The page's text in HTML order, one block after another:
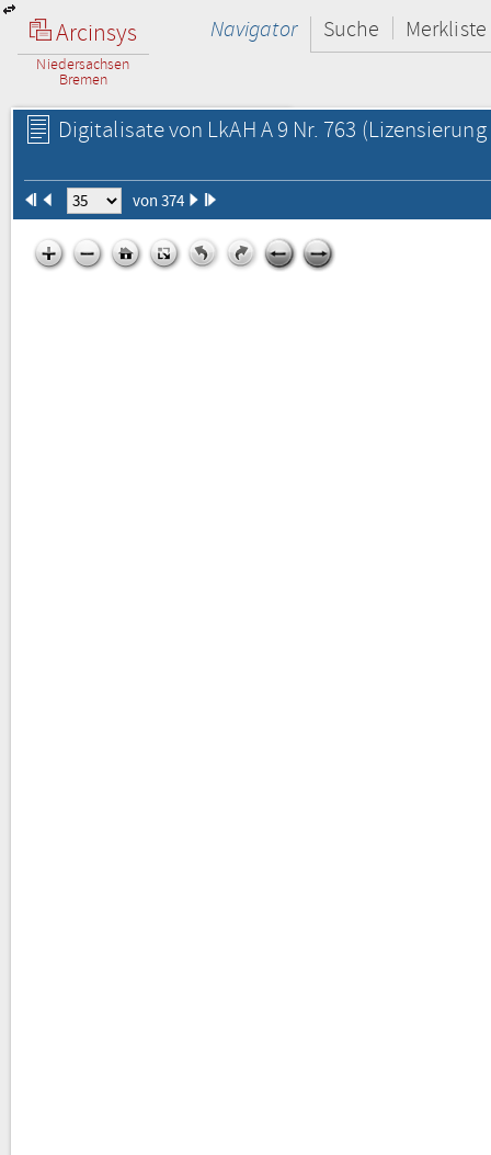
Arcinsys
Niedersachsen
Bremen
Navigator Suche Merkliste
Digitalisate von LkAH A 9 Nr. 763
von 374